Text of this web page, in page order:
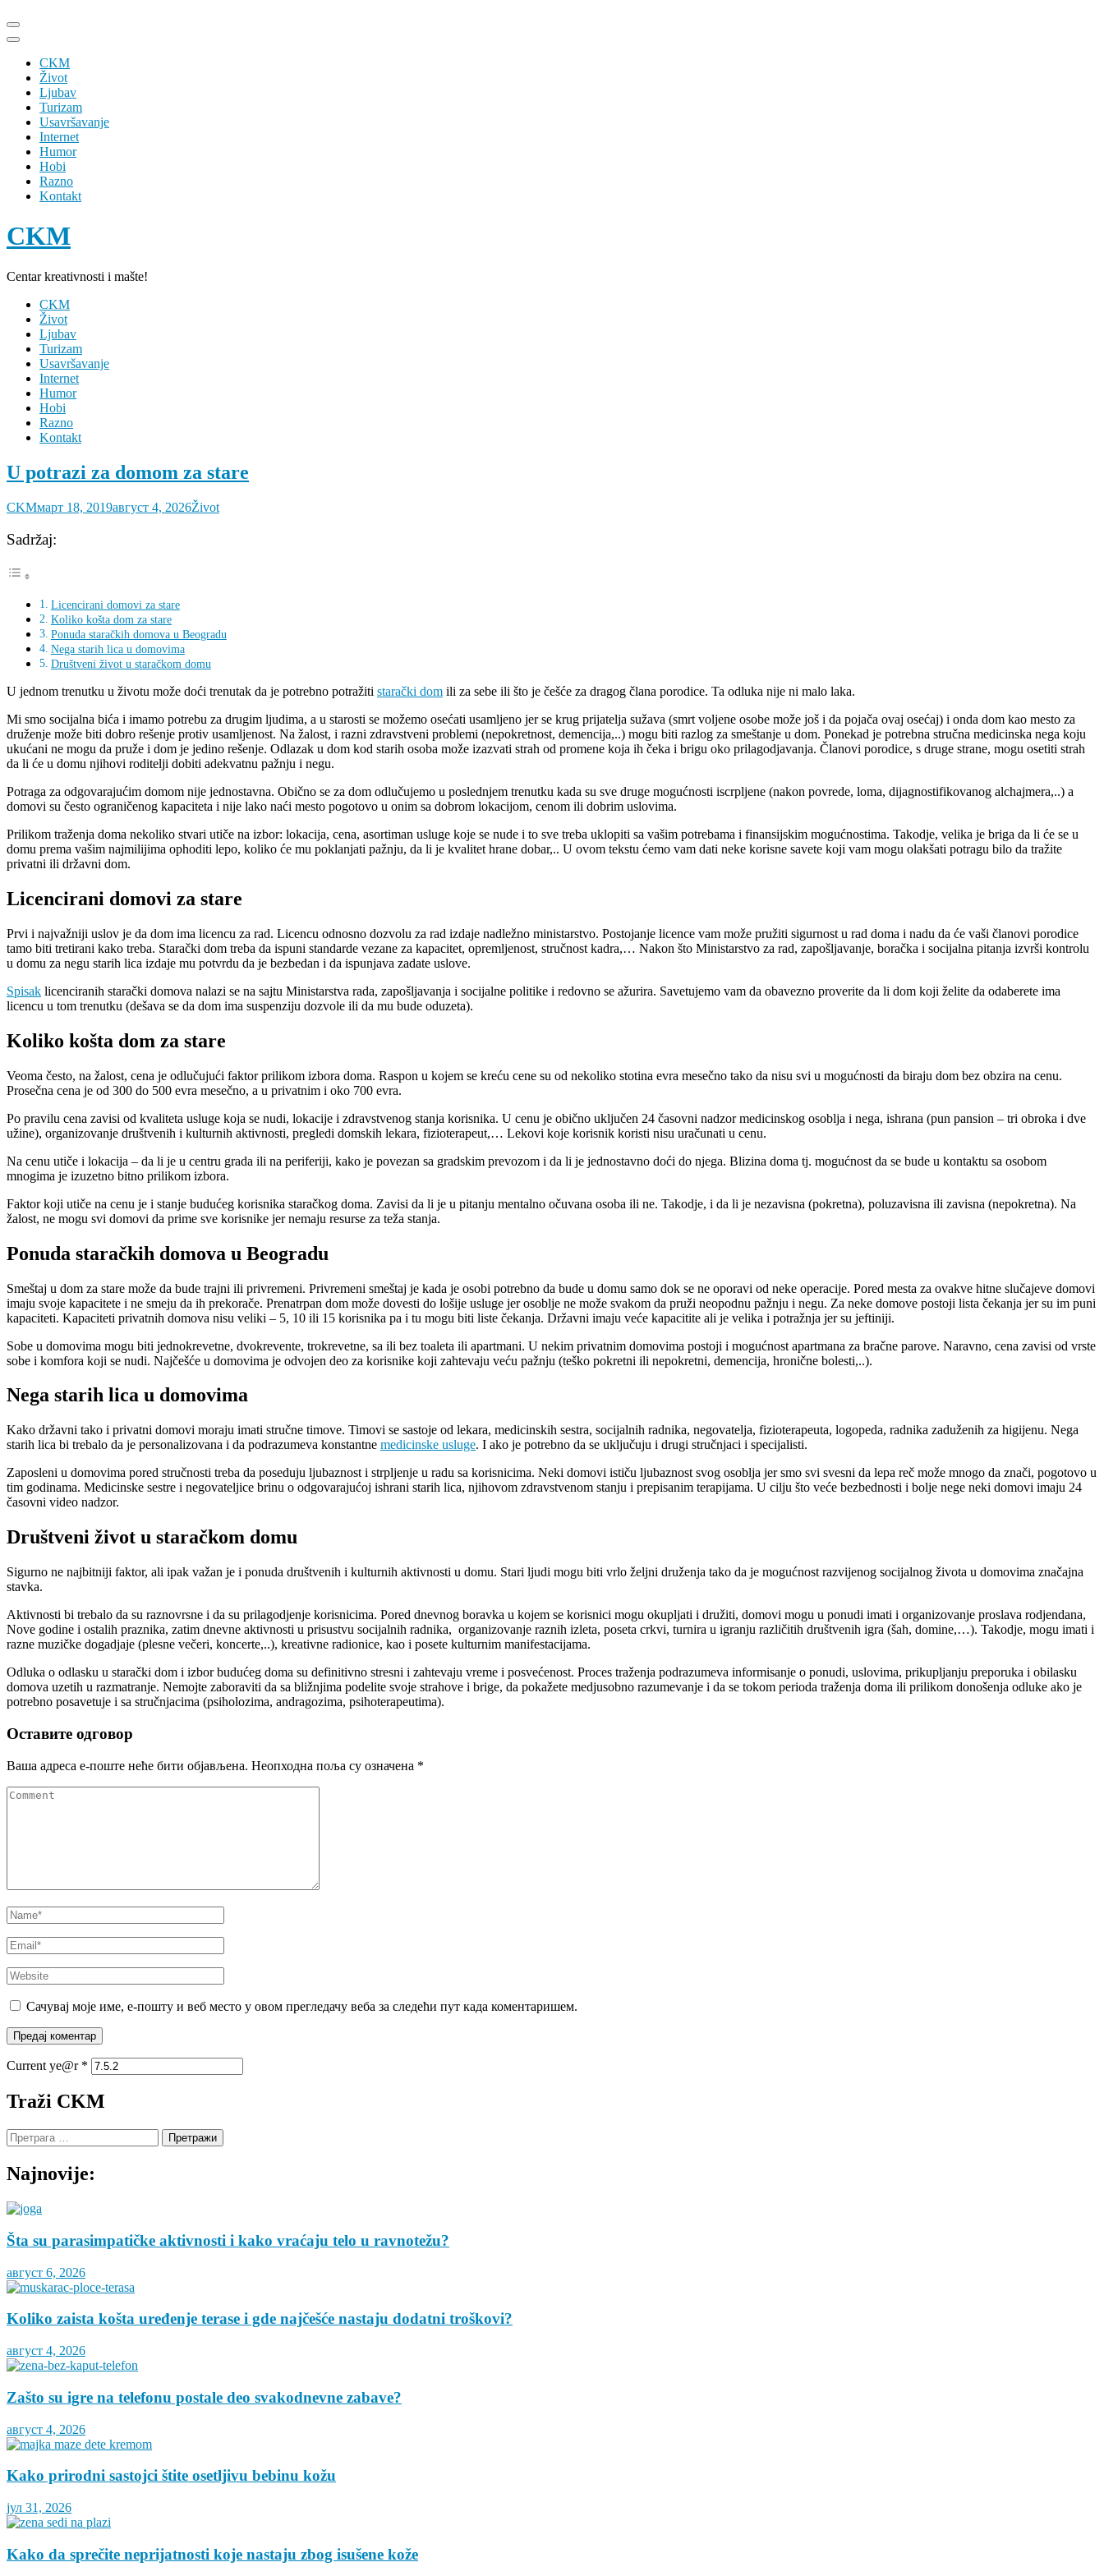
Skip
to
(Press
Enter)
CKM
Život
Ljubav
Turizam
Usavršavanje
Internet
Humor
Hobi
Razno
Kontakt
CKM
Centar kreativnosti i mašte!
CKM
Život
Ljubav
Turizam
Usavršavanje
Internet
Humor
Hobi
Razno
Kontakt
U potrazi za domom za stare
CKMмарт 18, 2019август 4, 2026Život
Sadržaj:
Licencirani domovi za stare
Koliko košta dom za stare
Ponuda staračkih domova u Beogradu
Nega starih lica u domovima
Društveni život u staračkom domu
U jednom trenutku u životu može doći trenutak da je potrebno potražiti starački dom ili za sebe ili što je češće za dragog člana porodice. Ta odluka nije ni malo laka.
Mi smo socijalna bića i imamo potrebu za drugim ljudima, a u starosti se možemo osećati usamljeno jer se krug prijatelja sužava (smrt voljene osobe može još i da pojača ovaj osećaj) i onda dom kao mesto za
druženje može biti dobro rešenje protiv usamljenost. Na žalost, i razni zdravstveni problemi (nepokretnost, demencija,..) mogu biti razlog za smeštanje u dom. Ponekad je potrebna stručna medicinska nega koju
ukućani ne mogu da pruže i dom je jedino rešenje. Odlazak u dom kod starih osoba može izazvati strah od promene koja ih čeka i brigu oko prilagodjavanja. Članovi porodice, s druge strane, mogu osetiti strah
da li će u domu njihovi roditelji dobiti adekvatnu pažnju i negu.
Potraga za odgovarajućim domom nije jednostavna. Obično se za dom odlučujemo u poslednjem trenutku kada su sve druge mogućnosti iscrpljene (nakon povrede, loma, dijagnostifikovanog alchajmera,..) a
domovi su često ograničenog kapaciteta i nije lako naći mesto pogotovo u onim sa dobrom lokacijom, cenom ili dobrim uslovima.
Prilikom traženja doma nekoliko stvari utiče na izbor: lokacija, cena, asortiman usluge koje se nude i to sve treba uklopiti sa vašim potrebama i finansijskim mogućnostima. Takodje, velika je briga da li će se u
domu prema vašim najmilijima ophoditi lepo, koliko će mu poklanjati pažnju, da li je kvalitet hrane dobar,.. U ovom tekstu ćemo vam dati neke korisne savete koji vam mogu olakšati potragu bilo da tražite
privatni ili državni dom.
Licencirani domovi za stare
Prvi i najvažniji uslov je da dom ima licencu za rad. Licencu odnosno dozvolu za rad izdaje nadležno ministarstvo. Postojanje licence vam može pružiti sigurnost u rad doma i nadu da će vaši članovi porodice
tamo biti tretirani kako treba. Starački dom treba da ispuni standarde vezane za kapacitet, opremljenost, stručnost kadra,… Nakon što Ministarstvo za rad, zapošljavanje, boračka i socijalna pitanja izvrši kontrolu
u domu za negu starih lica izdaje mu potvrdu da je bezbedan i da ispunjava zadate uslove.
Spisak licenciranih starački domova nalazi se na sajtu Ministarstva rada, zapošljavanja i socijalne politike i redovno se ažurira. Savetujemo vam da obavezno proverite da li dom koji želite da odaberete ima
licencu u tom trenutku (dešava se da dom ima suspenziju dozvole ili da mu bude oduzeta).
Koliko košta dom za stare
Veoma često, na žalost, cena je odlučujući faktor prilikom izbora doma. Raspon u kojem se kreću cene su od nekoliko stotina evra mesečno tako da nisu svi u mogućnosti da biraju dom bez obzira na cenu.
Prosečna cena je od 300 do 500 evra mesečno, a u privatnim i oko 700 evra.
Po pravilu cena zavisi od kvaliteta usluge koja se nudi, lokacije i zdravstvenog stanja korisnika. U cenu je obično uključen 24 časovni nadzor medicinskog osoblja i nega, ishrana (pun pansion – tri obroka i dve
užine), organizovanje društvenih i kulturnih aktivnosti, pregledi domskih lekara, fizioterapeut,… Lekovi koje korisnik koristi nisu uračunati u cenu.
Na cenu utiče i lokacija – da li je u centru grada ili na periferiji, kako je povezan sa gradskim prevozom i da li je jednostavno doći do njega. Blizina doma tj. mogućnost da se bude u kontaktu sa osobom
mnogima je izuzetno bitno prilikom izbora.
Faktor koji utiče na cenu je i stanje budućeg korisnika staračkog doma. Zavisi da li je u pitanju mentalno očuvana osoba ili ne. Takodje, i da li je nezavisna (pokretna), poluzavisna ili zavisna (nepokretna). Na
žalost, ne mogu svi domovi da prime sve korisnike jer nemaju resurse za teža stanja.
Ponuda staračkih domova u Beogradu
Smeštaj u dom za stare može da bude trajni ili privremeni. Privremeni smeštaj je kada je osobi potrebno da bude u domu samo dok se ne oporavi od neke operacije. Pored mesta za ovakve hitne slučajeve domovi
imaju svoje kapacitete i ne smeju da ih prekorače. Prenatrpan dom može dovesti do lošije usluge jer osoblje ne može svakom da pruži neopodnu pažnju i negu. Za neke domove postoji lista čekanja jer su im puni
kapaciteti. Kapaciteti privatnih domova nisu veliki – 5, 10 ili 15 korisnika pa i tu mogu biti liste čekanja. Državni imaju veće kapacitite ali je velika i potražnja jer su jeftiniji.
Sobe u domovima mogu biti jednokrevetne, dvokrevente, trokrevetne, sa ili bez toaleta ili apartmani. U nekim privatnim domovima postoji i mogućnost apartmana za bračne parove. Naravno, cena zavisi od vrste
sobe i komfora koji se nudi. Najčešće u domovima je odvojen deo za korisnike koji zahtevaju veću pažnju (teško pokretni ili nepokretni, demencija, hronične bolesti,..).
Nega starih lica u domovima
Kako državni tako i privatni domovi moraju imati stručne timove. Timovi se sastoje od lekara, medicinskih sestra, socijalnih radnika, negovatelja, fizioterapeuta, logopeda, radnika zaduženih za higijenu. Nega
starih lica bi trebalo da je personalizovana i da podrazumeva konstantne medicinske usluge. I ako je potrebno da se uključuju i drugi stručnjaci i specijalisti.
Zaposleni u domovima pored stručnosti treba da poseduju ljubaznost i strpljenje u radu sa korisnicima. Neki domovi ističu ljubaznost svog osoblja jer smo svi svesni da lepa reč može mnogo da znači, pogotovo u
tim godinama. Medicinske sestre i negovateljice brinu o odgovarajućoj ishrani starih lica, njihovom zdravstvenom stanju i prepisanim terapijama. U cilju što veće bezbednosti i bolje nege neki domovi imaju 24
časovni video nadzor.
Društveni život u staračkom domu
Sigurno ne najbitniji faktor, ali ipak važan je i ponuda društvenih i kulturnih aktivnosti u domu. Stari ljudi mogu biti vrlo željni druženja tako da je mogućnost razvijenog socijalnog života u domovima značajna
stavka.
Aktivnosti bi trebalo da su raznovrsne i da su prilagodjenje korisnicima. Pored dnevnog boravka u kojem se korisnici mogu okupljati i družiti, domovi mogu u ponudi imati i organizovanje proslava rodjendana,
Nove godine i ostalih praznika, zatim dnevne aktivnosti u prisustvu socijalnih radnika, organizovanje raznih izleta, poseta crkvi, turnira u igranju različitih društvenih igra (šah, domine,…). Takodje, mogu imati i
razne muzičke dogadjaje (plesne večeri, koncerte,..), kreativne radionice, kao i posete kulturnim manifestacijama.
Odluka o odlasku u starački dom i izbor budućeg doma su definitivno stresni i zahtevaju vreme i posvećenost. Proces traženja podrazumeva informisanje o ponudi, uslovima, prikupljanju preporuka i obilasku
domova uzetih u razmatranje. Nemojte zaboraviti da sa bližnjima podelite svoje strahove i brige, da pokažete medjusobno razumevanje i da se tokom perioda traženja doma ili prilikom donošenja odluke ako je
potrebno posavetuje i sa stručnjacima (psiholozima, andragozima, psihoterapeutima).
Оставите одговор
Ваша адреса е-поште неће бити објављена. Неопходна поља су означена *
Comment
Name*
Email*
Website
Сачувај моје име, е-пошту и веб место у овом прегледачу веба за следећи пут када коментаришем.
Current ye@r *
Traži CKM
Претрага
за:
Najnovije:
Šta su parasimpatičke aktivnosti i kako vraćaju telo u ravnotežu?
август 6, 2026
Koliko zaista košta uređenje terase i gde najčešće nastaju dodatni troškovi?
август 4, 2026
Zašto su igre na telefonu postale deo svakodnevne zabave?
август 4, 2026
Kako prirodni sastojci štite osetljivu bebinu kožu
јул 31, 2026
Kako da sprečite neprijatnosti koje nastaju zbog isušene kože